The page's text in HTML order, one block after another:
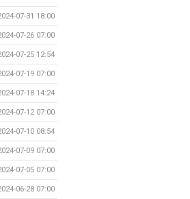
07-31 18:00
07-26 07:00
07-25 12:54
07-19 07:00
07-18 14:24
07-12 07:00
07-10 08:54
07-09 07:00
07-05 07:00
06-28 07:00